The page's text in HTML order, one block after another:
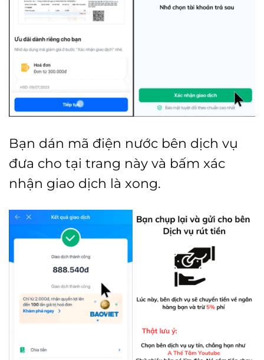
Bạn dán mã điện nước bên dịch vụ
đưa cho tại trang này và bấm xác
nhận giao dịch là xong.